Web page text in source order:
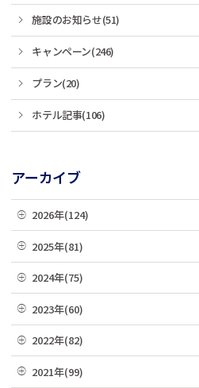
施設のお知らせ(51)
キャンペーン(246)
プラン(20)
ホテル記事(106)
アーカイブ
2026年(124)
08月(3)
06月(19)
05月(13)
04月(10)
03月(36)
2025年(81)
12月(8)
10月(4)
08月(4)
2024年(75)
12月(4)
10月(9)
2023年(60)
12月(4)
2022年(82)
12月(8)
2021年(99)